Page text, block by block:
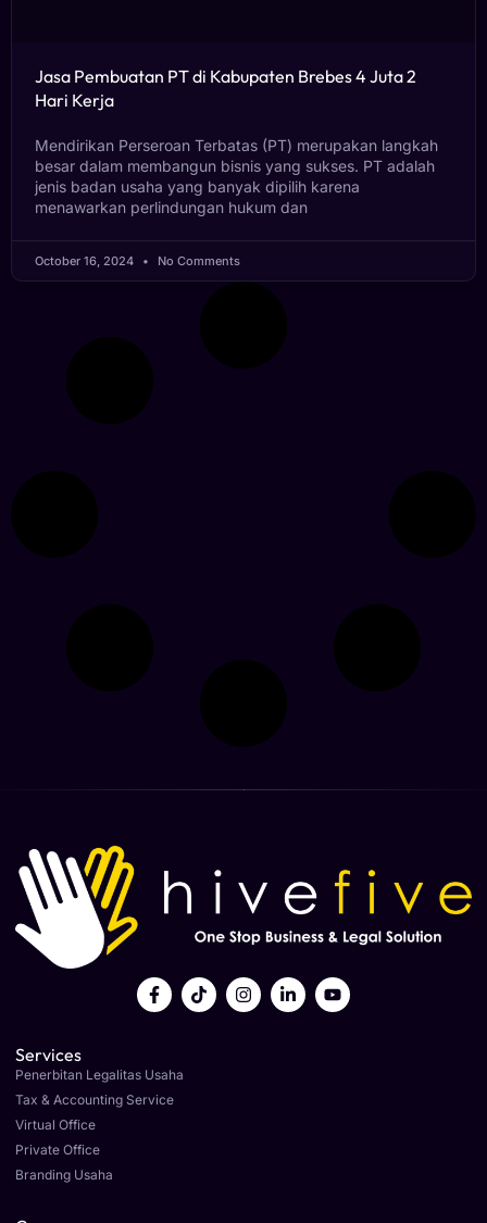
Jasa Pembuatan PT di Kabupaten Brebes 4 Juta 2
Hari Kerja
Mendirikan Perseroan Terbatas (PT) merupakan langkah
besar dalam membangun bisnis yang sukses. PT adalah
jenis badan usaha yang banyak dipilih karena
menawarkan perlindungan hukum dan
October 16, 2024 No Comments
Services
Penerbitan Legalitas Usaha
Tax & Accounting Service
Virtual Office
Private Office
Branding Usaha